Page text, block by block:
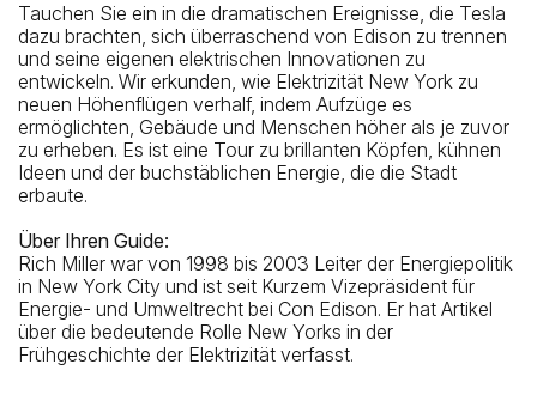
Tauchen Sie ein in die dramatischen Ereignisse, die Tesla
dazu brachten, sich überraschend von Edison zu trennen
und seine eigenen elektrischen Innovationen zu
entwickeln. Wir erkunden, wie Elektrizität New York zu
neuen Höhenflügen verhalf, indem Aufzüge es
ermöglichten, Gebäude und Menschen höher als je zuvor
zu erheben. Es ist eine Tour zu brillanten Köpfen, kühnen
Ideen und der buchstäblichen Energie, die die Stadt
erbaute.
Über Ihren Guide:
Rich Miller war von 1998 bis 2003 Leiter der Energiepolitik
in New York City und ist seit Kurzem Vizepräsident für
Energie- und Umweltrecht bei Con Edison. Er hat Artikel
über die bedeutende Rolle New Yorks in der
Frühgeschichte der Elektrizität verfasst.